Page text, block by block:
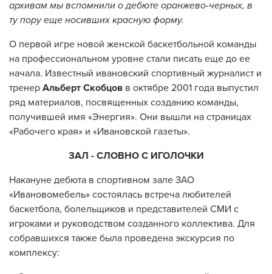
архивам мы вспомнили о дебюте оранжево-черных, в
ту пору еще носивших красную форму.
О первой игре новой женской баскетбольной команды
на профессиональном уровне стали писать еще до ее
начала. Известный ивановский спортивный журналист и
тренер Альберт Скобцов в октябре 2001 года выпустил
ряд материалов, посвященных созданию команды,
получившей имя «Энергия». Они вышли на страницах
«Рабочего края» и «Ивановской газеты».
ЗАЛ - СЛОВНО С ИГОЛОЧКИ
Накануне дебюта в спортивном зале ЗАО
«Ивановомебель» состоялась встреча любителей
баскетбола, болельщиков и представителей СМИ с
игроками и руководством созданного коллектива. Для
собравшихся также была проведена экскурсия по
комплексу: